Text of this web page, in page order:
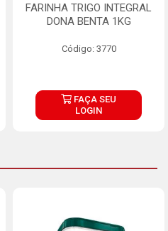
FARINHA TRIGO INTEGRAL
DONA BENTA 1KG
Código: 3770
FAÇA SEU
LOGIN